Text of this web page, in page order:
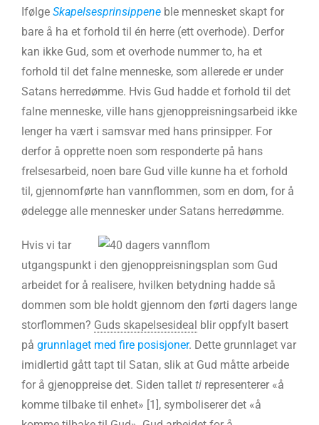
Ifølge Skapelsesprinsippene ble mennesket skapt for
bare å ha et forhold til én herre (ett overhode). Derfor
kan ikke Gud, som et overhode nummer to, ha et
forhold til det falne menneske, som allerede er under
Satans herredømme. Hvis Gud hadde et forhold til det
falne menneske, ville hans gjenoppreisningsarbeid ikke
lenger ha vært i samsvar med hans prinsipper. For
derfor å opprette noen som responderte på hans
frelsesarbeid, noen bare Gud ville kunne ha et forhold
til, gjennomførte han vannflommen, som en dom, for å
ødelegge alle mennesker under Satans herredømme.
Hvis vi tar
utgangspunkt i den gjenoppreisningsplan som Gud
arbeidet for å realisere, hvilken betydning hadde så
dommen som ble holdt gjennom den førti dagers lange
storflommen? Guds skapelsesideal blir oppfylt basert
på grunnlaget med fire posisjoner. Dette grunnlaget var
imidlertid gått tapt til Satan, slik at Gud måtte arbeide
for å gjenoppreise det. Siden tallet ti representerer «å
komme tilbake til enhet» [1], symboliserer det «å